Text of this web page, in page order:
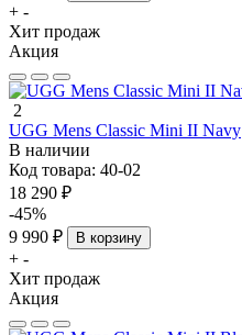
+ -
Хит продаж
Акция
2
UGG Mens Classic Mini II Navy
В наличии
Код товара: 40-02
18 290 ₽
-45%
9 990 ₽
В корзину
+ -
Хит продаж
Акция